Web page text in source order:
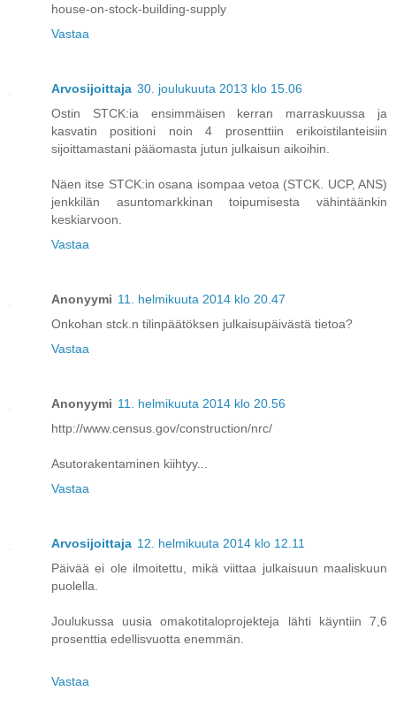
house-on-stock-building-supply
Vastaa
Arvosijoittaja 30. joulukuuta 2013 klo 15.06
Ostin STCK:ia ensimmäisen kerran marraskuussa ja
kasvatin positioni noin 4 prosenttiin erikoistilanteisiin
sijoittamastani pääomasta jutun julkaisun aikoihin.
Näen itse STCK:in osana isompaa vetoa (STCK. UCP, ANS)
jenkkilän asuntomarkkinan toipumisesta vähintäänkin
keskiarvoon.
Vastaa
Anonyymi 11. helmikuuta 2014 klo 20.47
Onkohan stck.n tilinpäätöksen julkaisupäivästä tietoa?
Vastaa
Anonyymi 11. helmikuuta 2014 klo 20.56
http://www.census.gov/construction/nrc/
Asutorakentaminen kiihtyy...
Vastaa
Arvosijoittaja 12. helmikuuta 2014 klo 12.11
Päivää ei ole ilmoitettu, mikä viittaa julkaisuun maaliskuun
puolella.
Joulukussa uusia omakotitaloprojekteja lähti käyntiin 7,6
prosenttia edellisvuotta enemmän.
Vastaa